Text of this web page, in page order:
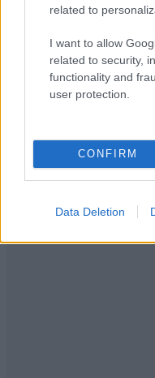
related to
I want to allow
related to security,
functionality and
user protection.
CONFIRM
Data Deletion
LIFESTYLE08·08·2026 19:12
Εριέττα
φιλιά με τον